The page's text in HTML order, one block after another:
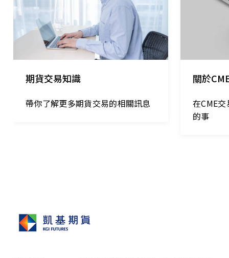
期貨交易知識
帶你了解更多期貨交易的相關訊息
關於
在CME
的事